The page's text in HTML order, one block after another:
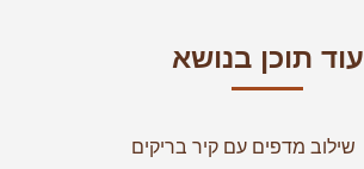
עוד תוכן בנושא
שילוב מדפים עם קיר בריקים